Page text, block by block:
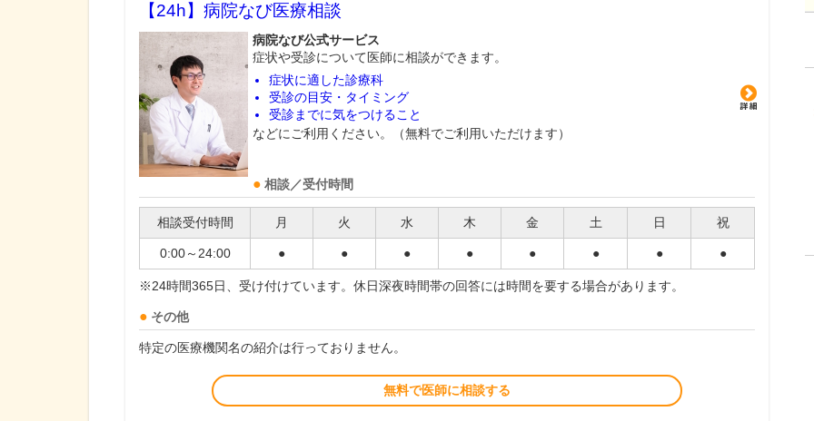
【24h】 病院なび医療相談
病院なび公式サービス
症状や受診について医師に相談ができます。
症状に適した診療科
受診の目安・タイミング
受診までに気をつけること
などにご利用ください。（無料でご利用いただけます）
相談／受付時間
相談受付時間 月 火 水 木 金 土 日 祝
0:00～24:00 ● ● ● ● ● ● ● ●
※24時間365日、受け付けています。休日深夜時間帯の回答には時間を要する場合があります。
その他
特定の医療機関名の紹介は行っておりません。
無料で医師に相談する